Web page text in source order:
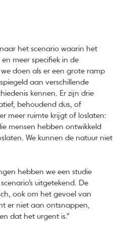
het scenario waarin het
meer specifiek in de
doen als er een grote ramp
aan verschillende
kennen. Er zijn drie
behoudend dus, of
meer ruimte krijgt of loslaten:
mensen hebben ontwikkeld
We kunnen de natuur niet
hebben we een studie
uitgetekend. De
ook om het gevoel van
er niet aan ontsnappen,
dat het urgent is.”